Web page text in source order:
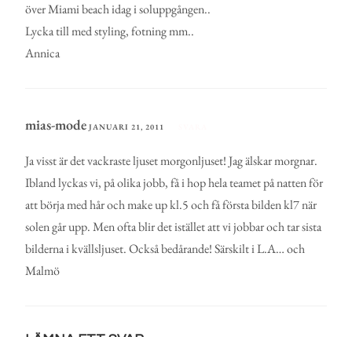
över Miami beach idag i soluppgången..
Lycka till med styling, fotning mm..
Annica
mias-mode JANUARI 21, 2011
Ja visst är det vackraste ljuset morgonljuset! Jag älskar morgnar.
Ibland lyckas vi, på olika jobb, få i hop hela teamet på natten för
att börja med hår och make up kl.5 och få första bilden kl7 när
solen går upp. Men ofta blir det istället att vi jobbar och tar sista
bilderna i kvällsljuset. Också bedårande! Särskilt i L.A… och
Malmö